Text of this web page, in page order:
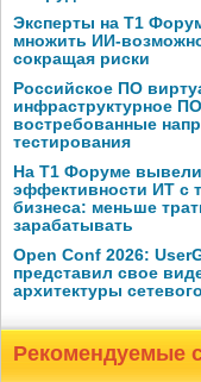
Эксперты на Т1
множить ИИ-
сокращая риски
Российское ПО
инфраструктурное
востребованные
тестирования
На Т1 Форуме
эффективности ИТ с
бизнеса: меньше
зарабатывать
Open Conf 2026:
представил свое
архитектуры
Рекомендуемые